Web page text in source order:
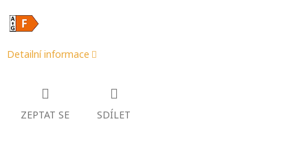
Detailní informace
ZEPTAT SE SDÍLET